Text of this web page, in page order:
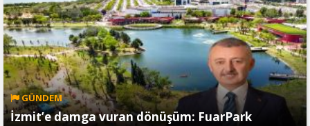
GÜNDEM
İzmit’e damga vuran dönüşüm: FuarPark